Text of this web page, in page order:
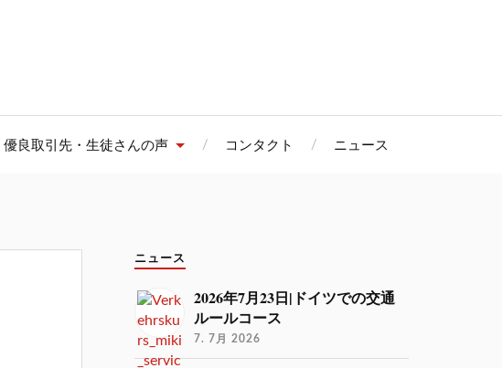
優良取引先・生徒さんの声 コンタクト ニュース
ニュース
2026年7月23日|ドイツでの交通
ルールコース
7. 7月 2026